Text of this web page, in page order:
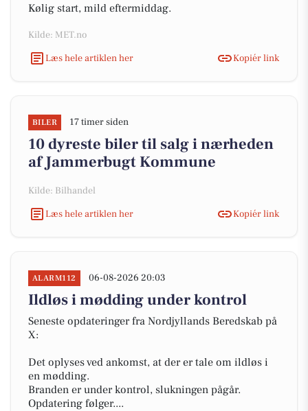
Kølig start, mild eftermiddag.
Kilde: MET.no
Læs hele artiklen her
Kopiér link
BILER 17 timer siden
10 dyreste biler til salg i nærheden
af Jammerbugt Kommune
Kilde: Bilhandel
Læs hele artiklen her
Kopiér link
ALARM112 06-08-2026 20:03
Ildløs i mødding under kontrol
Seneste opdateringer fra Nordjyllands Beredskab på
X:
Det oplyses ved ankomst, at der er tale om ildløs i
en mødding.
Branden er under kontrol, slukningen pågår.
Opdatering følger....